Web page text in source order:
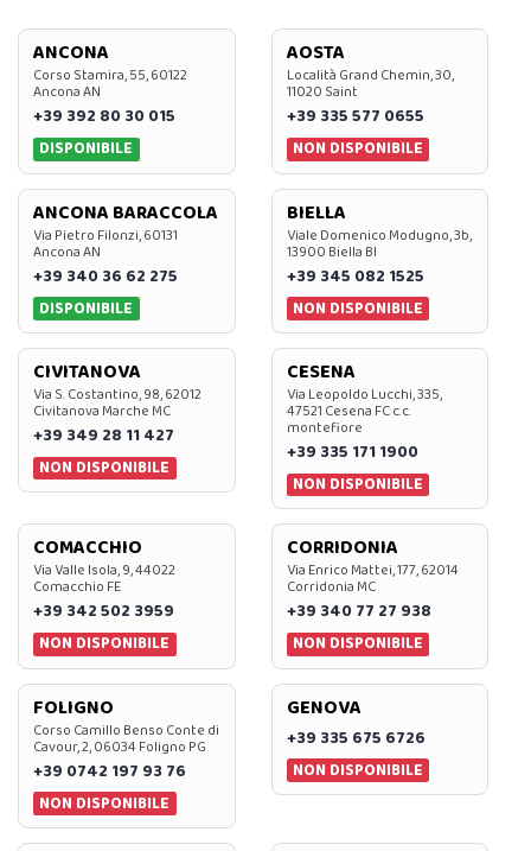
ANCONA
Corso Stamira, 55, 60122
Ancona AN
+39 392 80 30 015
DISPONIBILE
AOSTA
Località Grand Chemin, 30,
11020 Saint
+39 335 577 0655
NON DISPONIBILE
ANCONA BARACCOLA
Via Pietro Filonzi, 60131
Ancona AN
+39 340 36 62 275
DISPONIBILE
BIELLA
Viale Domenico Modugno, 3b,
13900 Biella BI
+39 345 082 1525
NON DISPONIBILE
CIVITANOVA
Via S. Costantino, 98, 62012
Civitanova Marche MC
+39 349 28 11 427
NON DISPONIBILE
CESENA
Via Leopoldo Lucchi, 335,
47521 Cesena FC c.c.
montefiore
+39 335 171 1900
NON DISPONIBILE
COMACCHIO
Via Valle Isola, 9, 44022
Comacchio FE
+39 342 502 3959
NON DISPONIBILE
CORRIDONIA
Via Enrico Mattei, 177, 62014
Corridonia MC
+39 340 77 27 938
NON DISPONIBILE
FOLIGNO
Corso Camillo Benso Conte di
Cavour, 2, 06034 Foligno PG
+39 0742 197 93 76
NON DISPONIBILE
GENOVA
+39 335 675 6726
NON DISPONIBILE